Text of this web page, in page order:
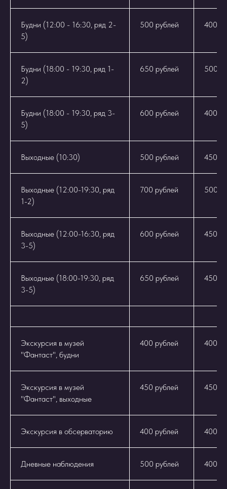
Будни (12:00 - 16:30, ряд 2-
5)
500 рублей 400
Будни (18:00 - 19:30, ряд 1-
2)
650 рублей 500
Будни (18:00 - 19:30, ряд 3-
5)
600 рублей 400
Выходные (10:30) 500 рублей 450
Выходные (12:00-19:30, ряд
1-2)
700 рублей 500
Выходные (12:00-16:30, ряд
3-5)
600 рублей 450
Выходные (18:00-19:30, ряд
3-5)
650 рублей 450
Экскурсия в музей
"Фантаст", будни
400 рублей 400
Экскурсия в музей
"Фантаст", выходные
450 рублей 450
Экскурсия в обсерваторию 400 рублей 400
Дневные наблюдения 500 рублей 400